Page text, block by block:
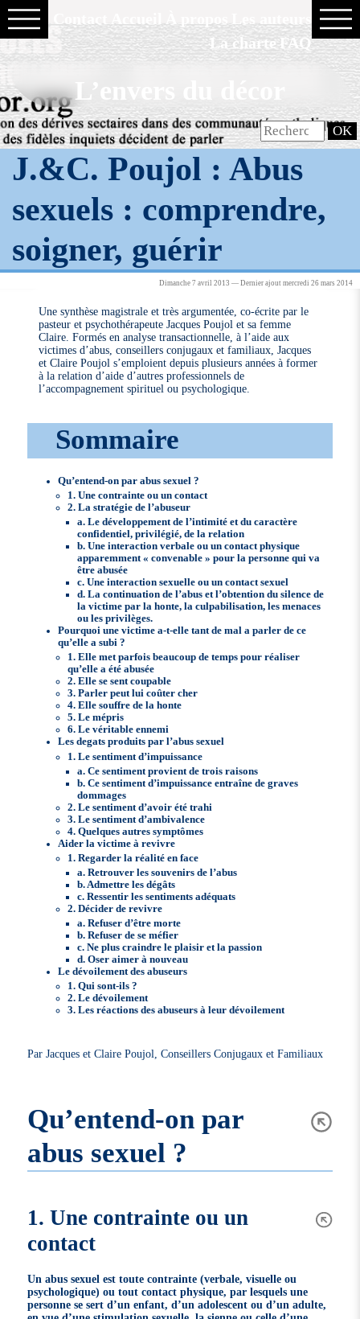
La charte FAQ
L’envers du décor
J.&C. Poujol : Abus
sexuels : comprendre,
soigner, guérir
Dimanche 7 avril 2013 — Dernier ajout mercredi 26 mars 2014
Une synthèse magistrale et très argumentée, co-écrite par le
pasteur et psychothérapeute Jacques Poujol et sa femme
Claire. Formés en analyse transactionnelle, à l’aide aux
victimes d’abus, conseillers conjugaux et familiaux, Jacques
et Claire Poujol s’emploient depuis plusieurs années à former
à la relation d’aide d’autres professionnels de
l’accompagnement spirituel ou psychologique.
Sommaire
Qu’entend-on par abus sexuel ?
1. Une contrainte ou un contact
2. La stratégie de l’abuseur
a. Le développement de l’intimité et du caractère
confidentiel, privilégié, de la relation
b. Une interaction verbale ou un contact physique
apparemment « convenable » pour la personne qui va
être abusée
c. Une interaction sexuelle ou un contact sexuel
d. La continuation de l’abus et l’obtention du silence de
la victime par la honte, la culpabilisation, les menaces
ou les privilèges.
Pourquoi une victime a-t-elle tant de mal a parler de ce
qu’elle a subi ?
1. Elle met parfois beaucoup de temps pour réaliser
qu’elle a été abusée
2. Elle se sent coupable
3. Parler peut lui coûter cher
4. Elle souffre de la honte
5. Le mépris
6. Le véritable ennemi
Les degats produits par l’abus sexuel
1. Le sentiment d’impuissance
a. Ce sentiment provient de trois raisons
b. Ce sentiment d’impuissance entraîne de graves
dommages
2. Le sentiment d’avoir été trahi
3. Le sentiment d’ambivalence
4. Quelques autres symptômes
Aider la victime à revivre
1. Regarder la réalité en face
a. Retrouver les souvenirs de l’abus
b. Admettre les dégâts
c. Ressentir les sentiments adéquats
2. Décider de revivre
a. Refuser d’être morte
b. Refuser de se méfier
c. Ne plus craindre le plaisir et la passion
d. Oser aimer à nouveau
Le dévoilement des abuseurs
1. Qui sont-ils ?
2. Le dévoilement
3. Les réactions des abuseurs à leur dévoilement
Par Jacques et Claire Poujol, Conseillers Conjugaux et Familiaux
Qu’entend-on par
abus sexuel ?
1. Une contrainte ou un
contact
Un abus sexuel est toute contrainte (verbale, visuelle ou
psychologique) ou tout contact physique, par lesquels une
personne se sert d’un enfant, d’un adolescent ou d’un adulte,